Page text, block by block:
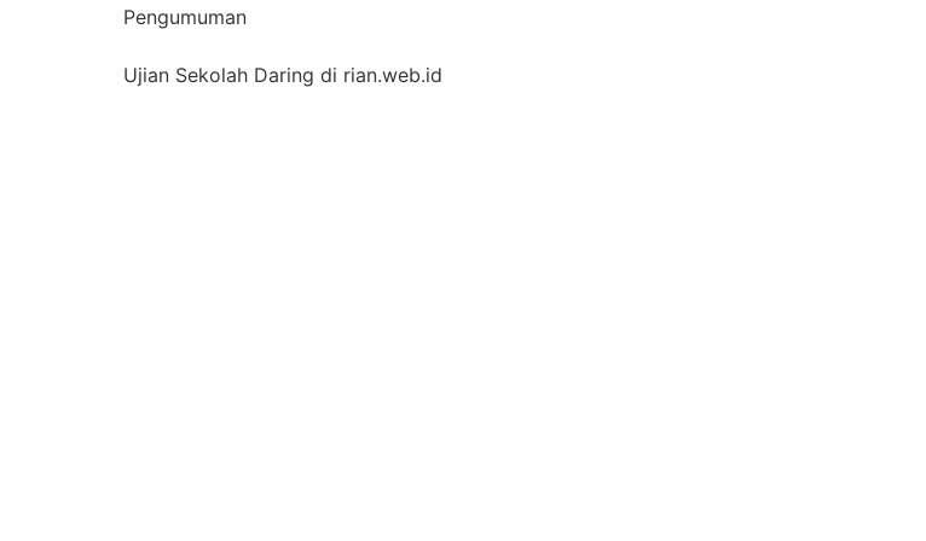
Pengumuman
Ujian Sekolah Daring di rian.web.id